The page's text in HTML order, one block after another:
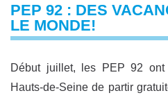
PEP 92 : DES
LE MONDE!
Début juillet, les PEP 92
Hauts-de-Seine de partir